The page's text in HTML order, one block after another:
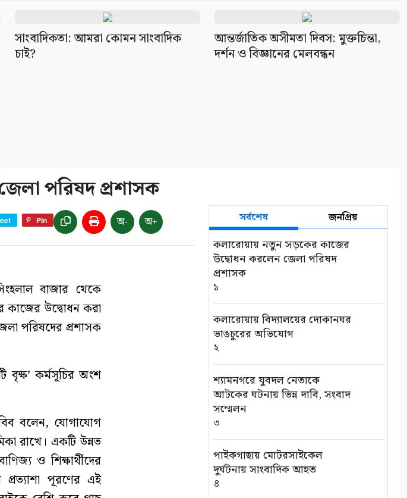
সাংবাদিকতা: আমরা কোমন সাংবাদিক
চাই?
আন্তর্জাতিক অসীমতা দিবস: মুক্তচিন্তা,
দর্শন ও বিজ্ঞানের মেলবন্ধন
পরিষদ প্রশাসক
Pin অ- অ+
বাজার থেকে
কাজের উদ্বোধন করা
পরিষদের প্রশাসক
বৃক্ষ’ কর্মসূচির অংশ
বলেন, যোগাযোগ
রাখে। একটি উন্নত
ও শিক্ষার্থীদের
প্রত্যাশা পূরণের এই
সর্বশেষ জনপ্রিয়
কলারোয়ায় নতুন সড়কের কাজের
উদ্বোধন করলেন জেলা পরিষদ
প্রশাসক
১
কলারোয়ায় বিদ্যালয়ের দোকানঘর
ভাঙচুরের অভিযোগ
২
শ্যামনগরে যুবদল নেতাকে
আটকের ঘটনায় ভিন্ন দাবি, সংবাদ
সম্মেলন
৩
পাইকগাছায় মোটরসাইকেল
দুর্ঘটনায় সাংবাদিক আহত
৪